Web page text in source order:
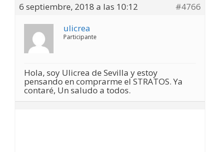
6 septiembre, 2018 a las 10:12
#4766
ulicrea
Participante
Hola, soy Ulicrea de Sevilla y estoy
pensando en comprarme el STRATOS. Ya
contaré, Un saludo a todos.